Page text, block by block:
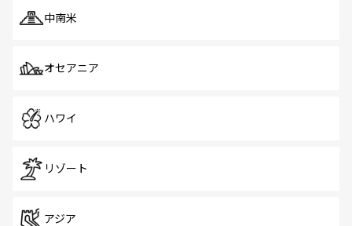
中南米
オセアニア
ハワイ
リゾート
アジア